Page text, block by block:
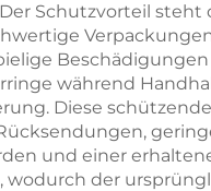
Schutzvorteil steht
Beschädigungen
während
Diese
und einer
der